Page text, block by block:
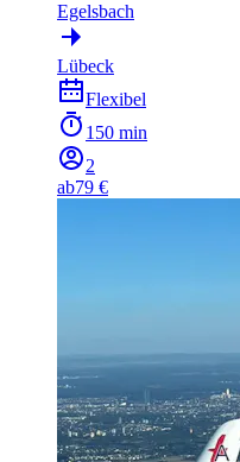
Egelsbach
Lübeck
Flexibel
150 min
2
ab79 €